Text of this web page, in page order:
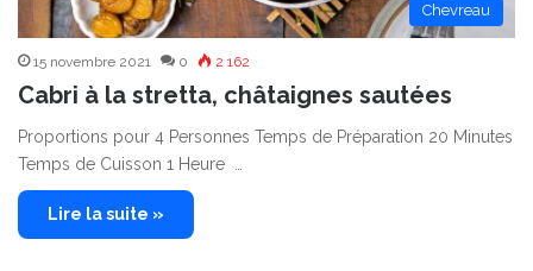
Chevreau
15 novembre 2021 0 2 162
Cabri à la stretta, châtaignes sautées
Proportions pour 4 Personnes Temps de Préparation 20 Minutes
Temps de Cuisson 1 Heure …
Lire la suite »